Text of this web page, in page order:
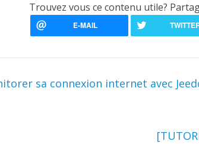
Trouvez vous ce contenu utile?
sa connexion internet avec